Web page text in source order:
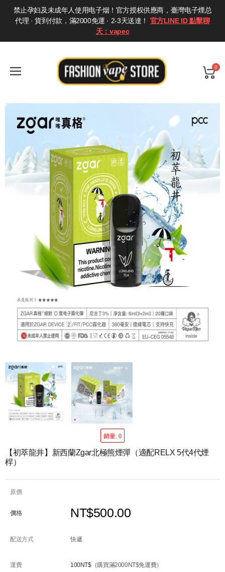
禁止孕妇及未成年人使用电子烟！官方授权供應商，臺灣电子煙总
代理 · 貨到付款，滿2000免運 · 2-3天送達！ 官方LINE ID 點擊聊
天：vapec
0
銷量: 0
【初萃龍井】新西蘭Zgar北極熊煙彈（適配RELX 5代4代煙
桿）
原價
價格 NT$500.00
配送方式 快遞
運費 100NT$（購買滿2000NT$免運費）